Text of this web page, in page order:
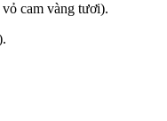
cam vàng tươi).